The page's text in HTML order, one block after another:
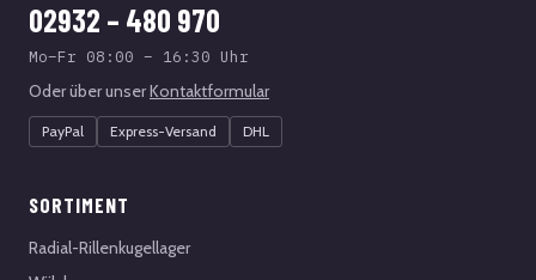
02932 – 480 970
Mo–Fr 08:00 – 16:30 Uhr
Oder über unserKontaktformular
PayPal Express-Versand DHL
SORTIMENT
Radial-Rillenkugellager